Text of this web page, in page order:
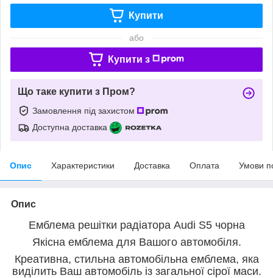
Купити
або
Купити з
Що таке купити з Пром?
Замовлення під захистом
Доступна доставка
Опис Характеристики Доставка Оплата Умови
Опис
Емблема решітки радіатора Audi S5 чорна
Якісна емблема для Вашого автомобіля.
Креативна, стильна автомобільна емблема, яка
виділить Ваш автомобіль із загальної сірої маси.